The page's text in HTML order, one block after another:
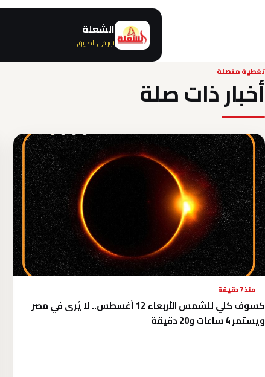
الشعلة
نور في الطريق
تغطية متصلة
أخبار ذات صلة
منذ 7 دقيقة
كسوف كلي للشمس الأربعاء 12 أغسطس.. لا يُرى في مصر
ويستمر 4 ساعات و20 دقيقة